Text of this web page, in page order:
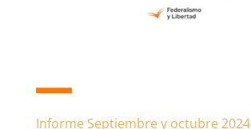
Informe Septiembre y octubre 2024